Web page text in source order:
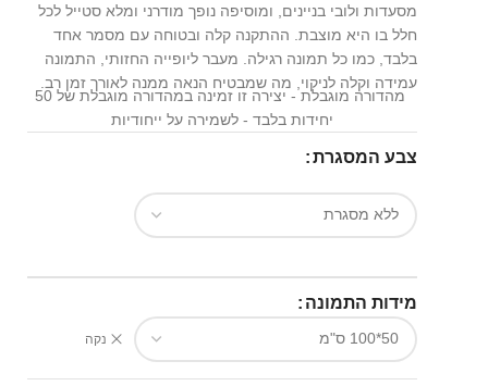
מסעדות ולובי בניינים, ומוסיפה נופך מודרני ומלא סטייל לכל
חלל בו היא מוצבת. ההתקנה קלה ובטוחה עם מסמר אחד
בלבד, כמו כל תמונה רגילה. מעבר ליופייה החזותי, התמונה
עמידה וקלה לניקוי, מה שמבטיח הנאה ממנה לאורך זמן רב.
מהדורה מוגבלת - יצירה זו זמינה במהדורה מוגבלת של 50
יחידות בלבד - לשמירה על ייחודיות
צבע המסגרת
מידות התמונה
נקה